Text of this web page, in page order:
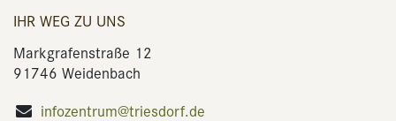
IHR WEG ZU UNS
Markgrafenstraße 12
91746 Weidenbach
infozentrum@triesdorf.de